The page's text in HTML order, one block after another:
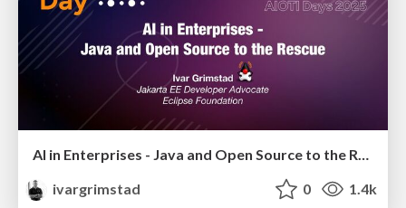
ivargrimstad
0 1.4k